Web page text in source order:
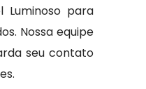
Luminoso para
Nossa equipe
seu contato